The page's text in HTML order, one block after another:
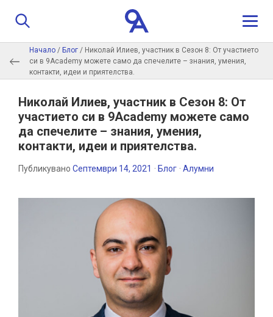
За нас
Програма
Истории
Обучители
Контакти
Кандидатстване
Начало / Блог / Николай Илиев, участник в Сезон 8: От участието
си в 9Academy можете само да спечелите – знания, умения,
контакти, идеи и приятелства.
Николай Илиев, участник в Сезон 8: От
участието си в 9Academy можете само
да спечелите – знания, умения,
контакти, идеи и приятелства.
Публикувано Септември 14, 2021 · Блог · Алумни